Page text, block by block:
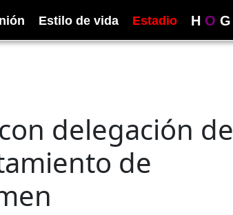
Estilo de vida Estadio H O G
delegación de
de